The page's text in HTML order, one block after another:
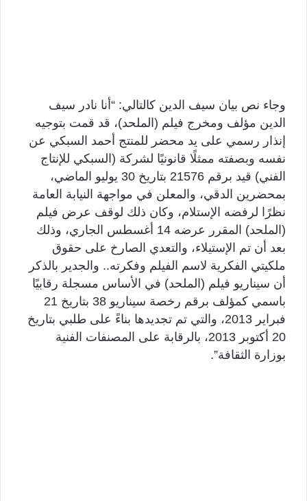
وجاء نص بيان سيف الدين كالتالي: “أنا نادر سيف
الدين مؤلف ومخرج فيلم (الملحد)، قد قمت بتوجيه
إنذار رسمي على يد محضر للمنتج أحمد السبكي عن
نفسه وبصفته ممثلًا قانونيًا لشركة (السبكي للإنتاج
الفني) قيد برقم 21576 بتاريخ 30 يوليو الماضي،
بمحضرين الدقي، والمعلن في مواجهة النيابة العامة
نظرًا لرفضه الإستلام، وكان ذلك لوقف عرض فيلم
(الملحد) المقرر عرضه 14 أغسطس الجاري، وذلك
بعد أن تم الإستيلاء، والتعدي الصارخ على حقوق
ملكيتي الفكرية لاسم الفيلم وفكرته.. والجدير بالذكر
أن سيناريو فيلم (الملحد) في الأساس مسجلة رقابيًا
باسمي كمؤلف برقم رخصة سيناريو 38 بتاريخ 21
فبراير 2013، والتي تم تجديدها بناءً على طلبي بتاريخ
20 أكتوبر 2013، بالرقابة على المصنفات الفنية
بوزارة الثقافة”.